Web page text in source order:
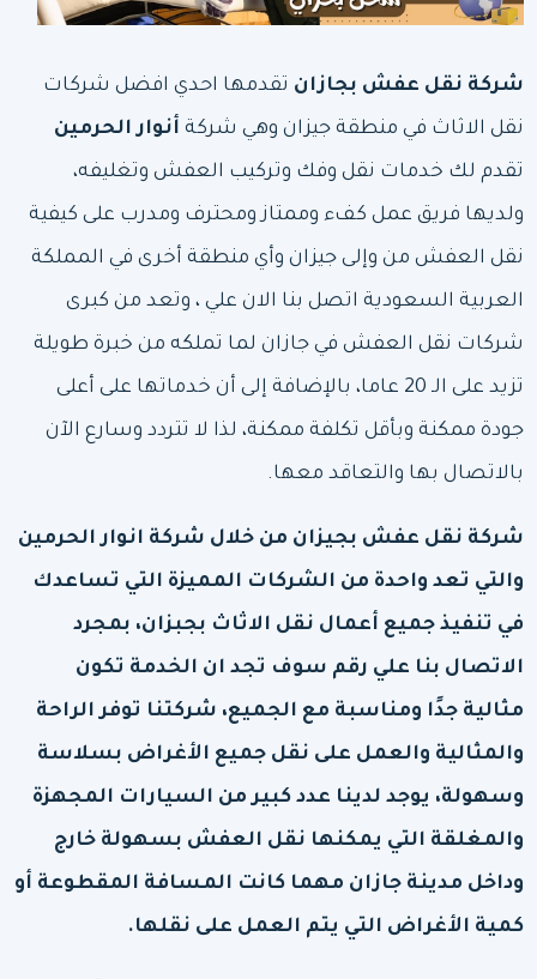
شركة نقل عفش بجازان تقدمها احدي افضل شركات
نقل الاثاث في منطقة جيزان وهي شركة أنوار الحرمين
تقدم لك خدمات نقل وفك وتركيب العفش وتغليفه،
ولديها فريق عمل كفء وممتاز ومحترف ومدرب على كيفية
نقل العفش من وإلى جيزان وأي منطقة أخرى في المملكة
العربية السعودية اتصل بنا الان علي ، وتعد من كبرى
شركات نقل العفش في جازان لما تملكه من خبرة طويلة
تزيد على الـ 20 عاما، بالإضافة إلى أن خدماتها على أعلى
جودة ممكنة وبأقل تكلفة ممكنة، لذا لا تتردد وسارع الآن
بالاتصال بها والتعاقد معها.
شركة نقل عفش بجيزان من خلال شركة انوار الحرمين
والتي تعد واحدة من الشركات المميزة التي تساعدك
في تنفيذ جميع أعمال نقل الاثاث بجبزان، بمجرد
الاتصال بنا علي رقم سوف تجد ان الخدمة تكون
مثالية جدًا ومناسبة مع الجميع، شركتنا توفر الراحة
والمثالية والعمل على نقل جميع الأغراض بسلاسة
وسهولة، يوجد لدينا عدد كبير من السيارات المجهزة
والمغلقة التي يمكنها نقل العفش بسهولة خارج
وداخل مدينة جازان مهما كانت المسافة المقطوعة أو
كمية الأغراض التي يتم العمل على نقلها.